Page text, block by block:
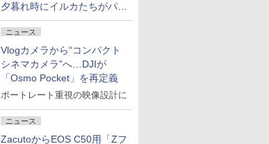
夕暮れ時にイルカたちがパフ
ォーマンスを繰り広げる
ニュース
Vlogカメラから“コンパクト
シネマカメラ”へ…DJIが
「Osmo Pocket」を再定義
ポートレート重視の映像設計に
ニュース
ZacutoからEOS C50用「Zフ